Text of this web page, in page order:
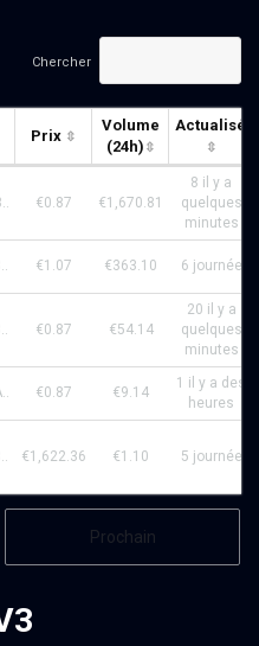
Chercher
Prochain
Prix
Volume
(24h)
Actualisé
€0.87 €1,670.81
8 il y a
quelques
minutes
€1.07 €363.10 6 journée
€0.87 €54.14
20 il y a
quelques
minutes
€0.87 €9.14
1 il y a des
heures
€1,622.36 €1.10 5 journée